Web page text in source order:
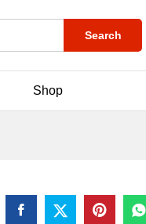
Search
Shop